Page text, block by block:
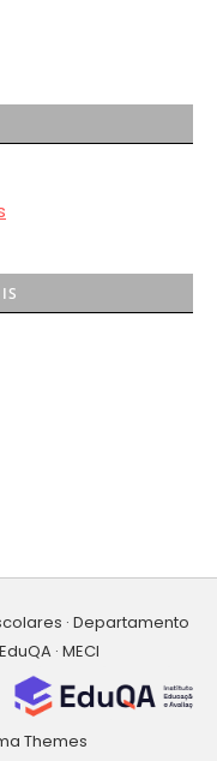
· Departamento
· MECI
Themes